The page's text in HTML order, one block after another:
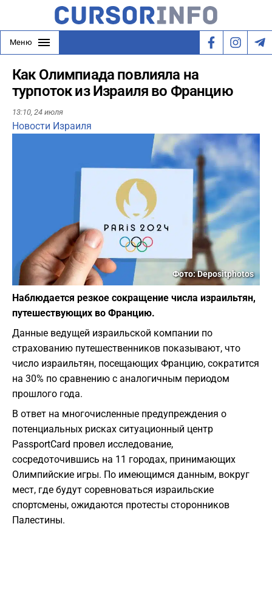
Меню
Как Олимпиада повлияла на
турпоток из Израиля во Францию
13:10, 24 июля
Новости Израиля
Фото: Depositphotos
Наблюдается резкое сокращение числа израильтян,
путешествующих во Францию.
Данные ведущей израильской компании по
страхованию путешественников показывают, что
число израильтян, посещающих Францию, сократится
на 30% по сравнению с аналогичным периодом
прошлого года.
В ответ на многочисленные предупреждения о
потенциальных рисках ситуационный центр
PassportCard провел исследование,
сосредоточившись на 11 городах, принимающих
Олимпийские игры. По имеющимся данным, вокруг
мест, где будут соревноваться израильские
спортсмены, ожидаются протесты сторонников
Палестины.